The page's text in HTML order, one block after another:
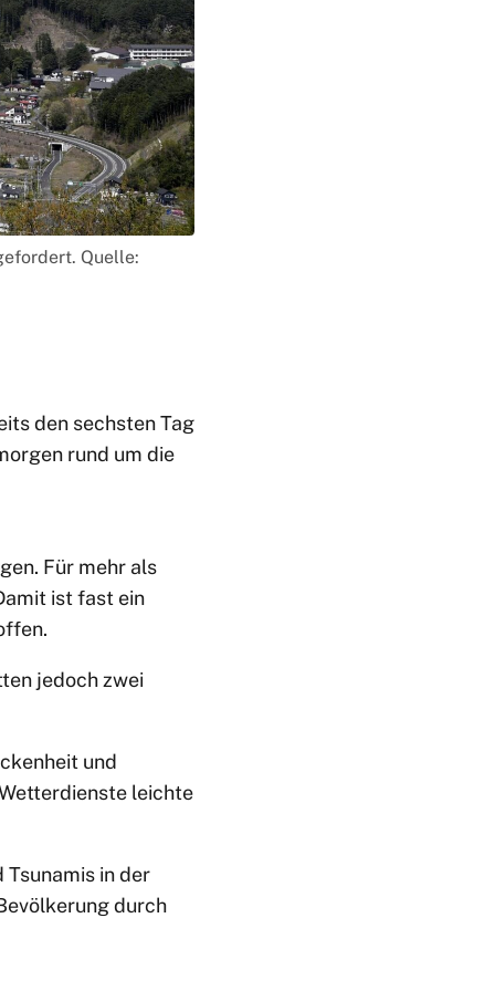
Quelle:
den sechsten Tag
rund um die
Für mehr als
ist fast ein
jedoch zwei
und
leichte
Tsunamis in der
durch